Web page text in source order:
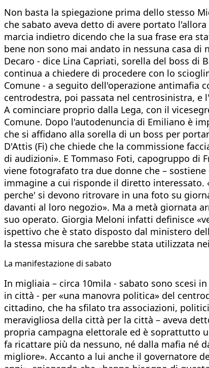
Non basta la spiegazione prima dello stesso
che sabato aveva detto di avere portato
marcia indietro dicendo che la sua frase era
bene non sono mai andato in nessuna casa di
Decaro - dice Lina Capriati, sorella del boss
continua a chiedere di procedere con lo
Comune - a seguito dell'operazione antimafia
centrodestra, poi passata nel centrosinistra,
A cominciare proprio dalla Lega, con il
Comune. Dopo l'autodenuncia di Emiliano è
che si affidano alla sorella di un boss per
D'Attis (Fi) che chiede che la commissione
di audizioni». E Tommaso Foti, capogruppo di
viene fotografato tra due donne che –
immagine a cui risponde il diretto interessato.
perche' si devono ritrovare in una foto su
davanti al loro negozio». Ma a metà giornata
suo operato. Giorgia Meloni infatti definisce
ispettivo che è stato disposto dal ministero
la stessa misura che sarebbe stata utilizzata
La manifestazione di sabato
In migliaia – circa 10mila - sabato sono scesi
in città - per «una manovra politica» del
cittadino, che ha sfilato tra associazioni,
meravigliosa della città per la città – aveva
propria campagna elettorale ed è soprattutto
fa ricattare più da nessuno, né dalla mafia né
migliore». Accanto a lui anche il governatore